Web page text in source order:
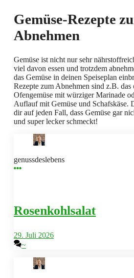
Gemüse-Rezepte
Abnehmen
Gemüse ist nicht nur sehr
viel davon essen und trotzdem
das Gemüse in deinen Speiseplan
Rezepte zum Abnehmen sind z.B. das
Ofengemüse mit würziger Marinade
Auflauf mit Gemüse und Schafskäse.
dir auf jeden Fall, dass Gemüse gar
und super lecker schmeckt!
genussdeslebens
Rosenkohlsalat
29. Juli 2026
~